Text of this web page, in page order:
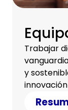
Trabajar
y